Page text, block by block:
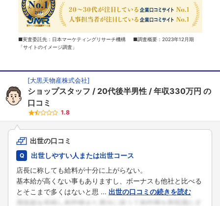
■実査委託先：日本マーケティングリサーチ機構 ■調査概要：2023年12月期
「サイトのイメージ調査」
[大黒天物産株式会社]
ショップスタッフ 20代後半男性 年収330万円 の
口コミ
1.8
出世の口コミ
出世しやすい人または出世コース
店長に称しても給料が十分に上がらない。
基本給が高くない事もありますし、ボーナスも他社と比べる
とそこまで多くはないと思 ... 出世の口コミの続きを読む